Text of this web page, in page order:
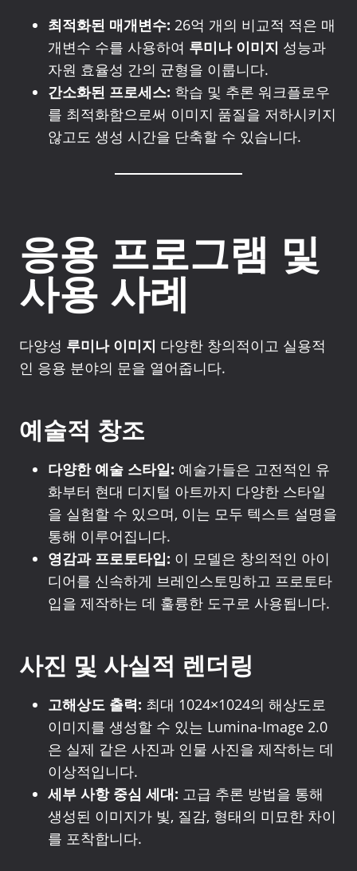
최적화된 매개변수: 26억 개의 비교적 적은 매
개변수 수를 사용하여 루미나 이미지 성능과
자원 효율성 간의 균형을 이룹니다.
간소화된 프로세스: 학습 및 추론 워크플로우
를 최적화함으로써 이미지 품질을 저하시키지
않고도 생성 시간을 단축할 수 있습니다.
응용 프로그램 및
사용 사례
다양성 루미나 이미지 다양한 창의적이고 실용적
인 응용 분야의 문을 열어줍니다.
예술적 창조
다양한 예술 스타일: 예술가들은 고전적인 유
화부터 현대 디지털 아트까지 다양한 스타일
을 실험할 수 있으며, 이는 모두 텍스트 설명을
통해 이루어집니다.
영감과 프로토타입: 이 모델은 창의적인 아이
디어를 신속하게 브레인스토밍하고 프로토타
입을 제작하는 데 훌륭한 도구로 사용됩니다.
사진 및 사실적 렌더링
고해상도 출력: 최대 1024×1024의 해상도로
이미지를 생성할 수 있는 Lumina-Image 2.0
은 실제 같은 사진과 인물 사진을 제작하는 데
이상적입니다.
세부 사항 중심 세대: 고급 추론 방법을 통해
생성된 이미지가 빛, 질감, 형태의 미묘한 차이
를 포착합니다.